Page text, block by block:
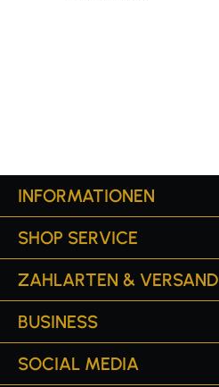
INFORMATIONEN
SHOP SERVICE
ZAHLARTEN & VERSAND
BUSINESS
SOCIAL MEDIA